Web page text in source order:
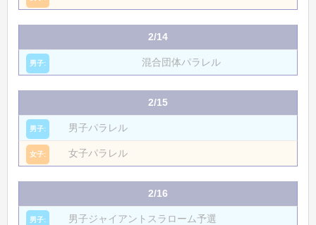
2/14
混合団体パラレル
2/15
男子パラレル
女子パラレル
2/16
男子ジャイアントスラローム予選